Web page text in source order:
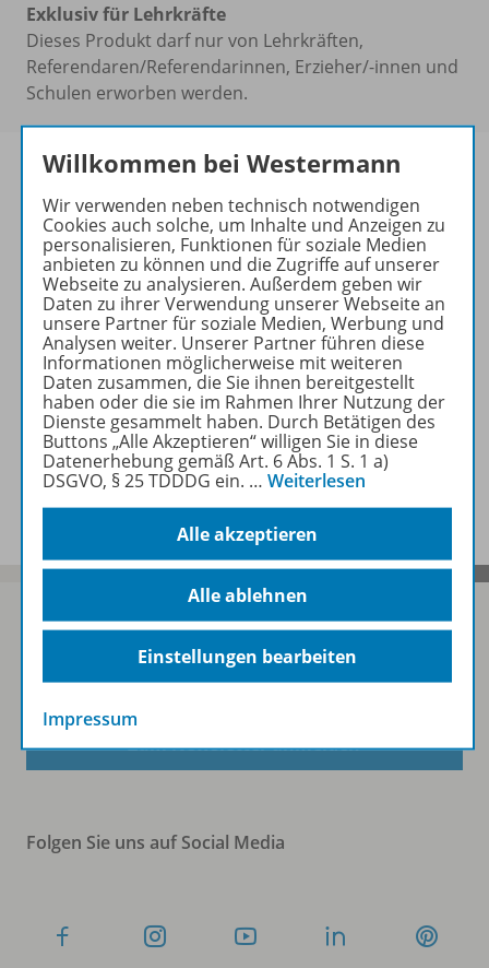
Exklusiv für Lehrkräfte
Dieses Produkt darf nur von Lehrkräften,
Referendaren/Referendarinnen, Erzieher/-innen und
Schulen erworben werden.
Produktinformationen
Beschreibung
Zugehörige Produkte
Benachrichtigungs-Service
Sofort profitieren
Zum Newsletter anmelden
Folgen Sie uns auf Social Media
Willkommen bei Westermann
Wir verwenden neben technisch notwendigen
Cookies auch solche, um Inhalte und Anzeigen zu
personalisieren, Funktionen für soziale Medien
anbieten zu können und die Zugriffe auf unserer
Webseite zu analysieren. Außerdem geben wir
Daten zu ihrer Verwendung unserer Webseite an
unsere Partner für soziale Medien, Werbung und
Analysen weiter. Unserer Partner führen diese
Informationen möglicherweise mit weiteren
Daten zusammen, die Sie ihnen bereitgestellt
haben oder die sie im Rahmen Ihrer Nutzung der
Dienste gesammelt haben. Durch Betätigen des
Buttons „Alle Akzeptieren“ willigen Sie in diese
Datenerhebung gemäß Art. 6 Abs. 1 S. 1 a)
DSGVO, § 25 TDDDG ein. … Weiterlesen
Alle akzeptieren
Alle ablehnen
Einstellungen bearbeiten
Impressum